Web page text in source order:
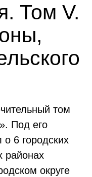
Том V.
том
Под его
6 городских
районах
округе